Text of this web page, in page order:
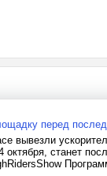
перед
вывезли
станет